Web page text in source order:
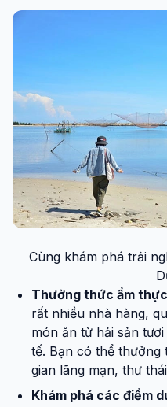
Cùng khám phá trải
Thưởng thức ẩm
rất nhiều nhà hàng,
món ăn từ hải sản
tế. Bạn có thể
gian lãng mạn, thư
Khám phá các điểm